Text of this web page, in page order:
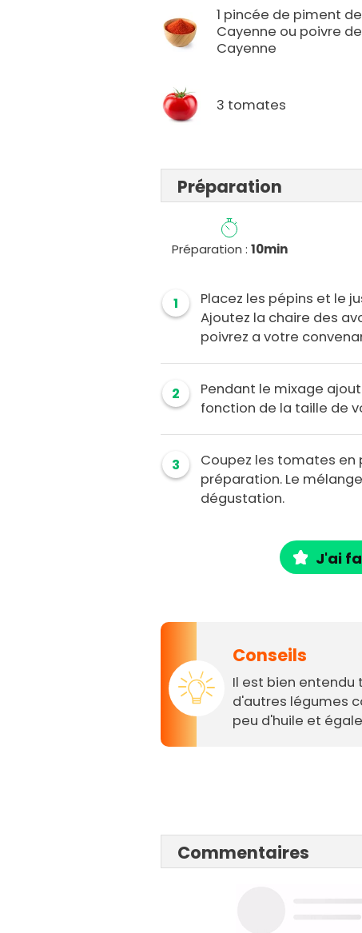
1 pincée de piment de
Cayenne ou poivre de
Cayenne
3 tomates
Préparation
Préparation : 10min
1
Placez les pépins et le
Ajoutez la chaire des
poivrez a votre
2
Pendant le mixage
fonction de la taille de
3
Coupez les tomates en
préparation. Le
dégustation.
J'ai
Conseils
Il est bien
d'autres légumes
peu d'huile et
Commentaires